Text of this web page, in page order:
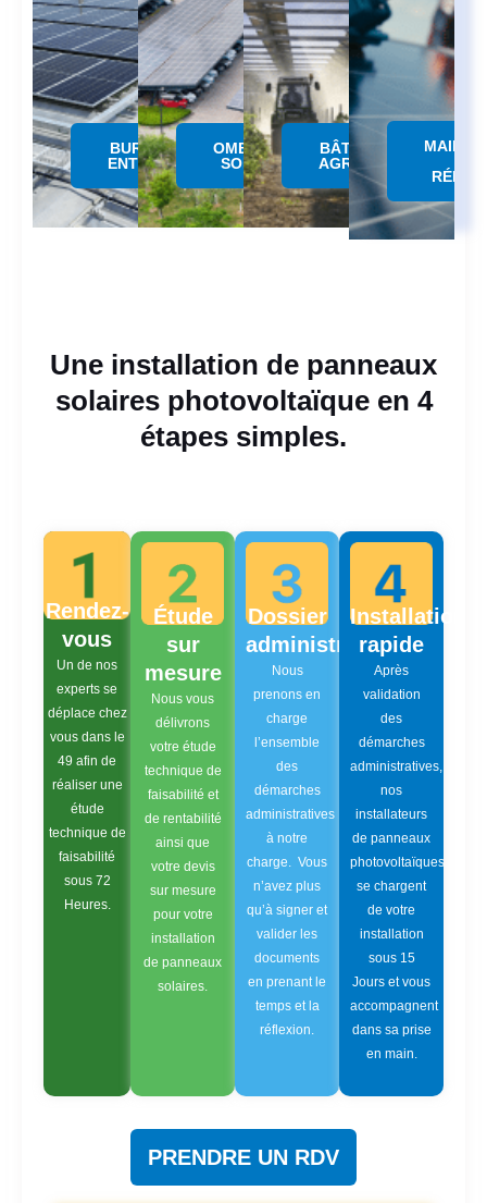
BUREAUX &
ENTREPÔTS
OMBRIERE
SOLAIRE
BÂTIMENTS
AGRICOLES
Une installation de panneaux
solaires photovoltaïque en 4
étapes simples.
Rendez-
vous
Un de nos
experts se
déplace chez
vous dans le
49 afin de
réaliser une
étude
technique de
faisabilité
sous 72
Heures.
Étude
sur
mesure
Nous vous
délivrons
votre étude
technique de
faisabilité et
de rentabilité
ainsi que
votre devis
sur mesure
pour votre
installation
de panneaux
solaires.
Dossier
administratif
Nous
prenons en
charge
l’ensemble
des
démarches
administratives
à notre
charge. Vous
n’avez plus
qu’à signer et
valider les
documents
en prenant le
temps et la
réflexion.
Installation
rapide
Après
validation
des
démarches
administratives,
nos
installateurs
de panneaux
photovoltaïques
se chargent
de votre
installation
sous 15
Jours et vous
accompagnent
dans sa prise
en main.
PRENDRE UN RDV